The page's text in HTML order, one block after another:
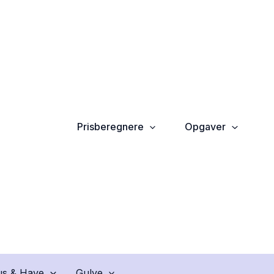
Prisberegnere Opgaver